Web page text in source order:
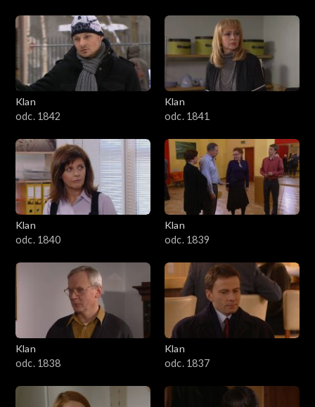
Klan
odc. 1842
Klan
odc. 1841
Klan
odc. 1840
Klan
odc. 1839
Klan
odc. 1838
Klan
odc. 1837